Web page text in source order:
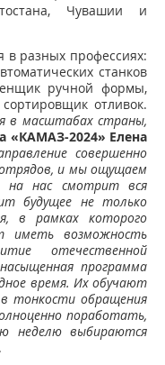
Чувашии и
в разных профессиях:
станков
ручной формы,
отливок.
в масштабах страны,
«КАМАЗ-2024» Елена
совершенно
отрядов, и мы ощущаем
на нас смотрит вся
будущее не только
в рамках которого
иметь возможность
отечественной
программа
время. Их обучают
тонкости обращения
поработать,
неделю выбираются
.